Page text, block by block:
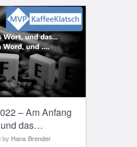
– Am Anfang
und das…
by Hans Brender